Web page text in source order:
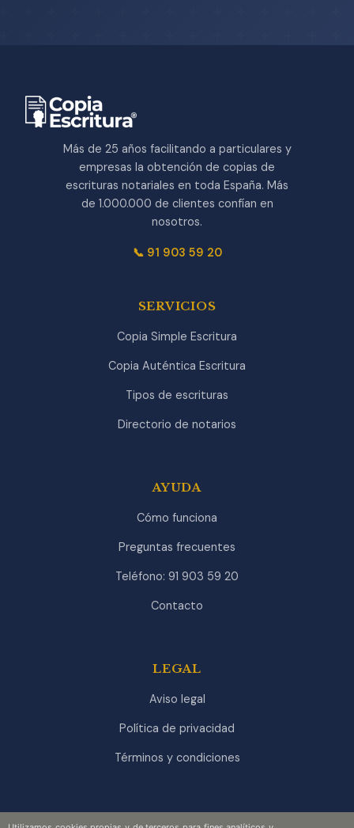
Más de 25 años facilitando a particulares y
empresas la obtención de copias de
escrituras notariales en toda España. Más
de 1.000.000 de clientes confían en
nosotros.
📞 91 903 59 20
SERVICIOS
Copia Simple Escritura
Copia Auténtica Escritura
Tipos de escrituras
Directorio de notarios
AYUDA
Cómo funciona
Preguntas frecuentes
Teléfono: 91 903 59 20
Contacto
LEGAL
Aviso legal
Política de privacidad
Términos y condiciones